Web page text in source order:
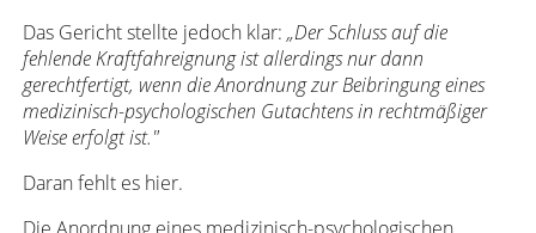
Das Gericht stellte jedoch klar: „Der Schluss auf die
fehlende Kraftfahreignung ist allerdings nur dann
gerechtfertigt, wenn die Anordnung zur Beibringung eines
medizinisch-psychologischen Gutachtens in rechtmäßiger
Weise erfolgt ist."
Daran fehlt es hier.